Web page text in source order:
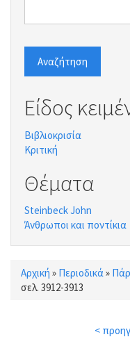
Αναζήτηση
Είδος
Βιβλιοκρισία
Κριτική
Θέματα
Steinbeck John
Άνθρωποι και ποντίκια
Είστε εδώ
Αρχική » Περιοδικά»
σελ. 3912-3913
<